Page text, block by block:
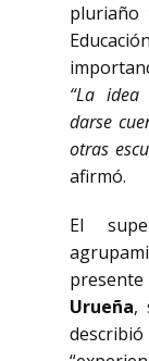
pluriaño
“La
darse
otras
afirmó.
El
Urueña,